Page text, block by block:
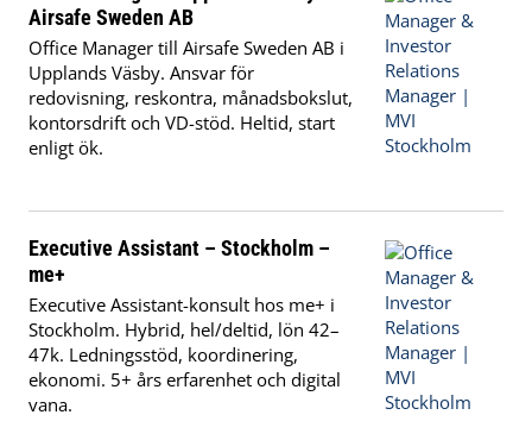
Airsafe Sweden AB
Office Manager till Airsafe Sweden AB i
Upplands Väsby. Ansvar för
redovisning, reskontra, månadsbokslut,
kontorsdrift och VD-stöd. Heltid, start
enligt ök.
Executive Assistant – Stockholm –
me+
Executive Assistant-konsult hos me+ i
Stockholm. Hybrid, hel/deltid, lön 42–
47k. Ledningsstöd, koordinering,
ekonomi. 5+ års erfarenhet och digital
vana.